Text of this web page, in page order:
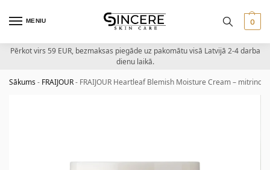
MENIU 0
Pērkot virs 59 EUR, bezmaksas piegāde uz pakomātu visā Latvijā 2-4 darba
dienu laikā.
Sākums- FRAIJOUR- FRAIJOUR Heartleaf Blemish Moisture Cream –